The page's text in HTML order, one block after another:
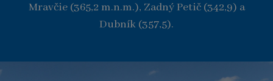
Mravčie (365,2 m.n.m.), Zadný Petič (342,9) a
Dubník (357,5).